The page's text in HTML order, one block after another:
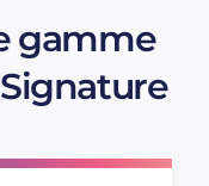
gamme